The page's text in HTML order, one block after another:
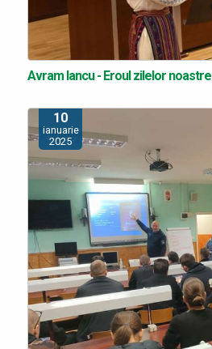
Avram Iancu - Eroul zilelor noastre
10
ianuarie
2025